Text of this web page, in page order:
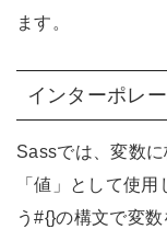
ます。
インターポレ
Sassでは、変数
「値」として使
う#{}の構文で変